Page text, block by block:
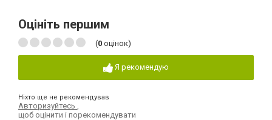
Оцініть першим
(0 оцінок)
Я рекомендую
Ніхто ще не рекомендував
Авторизуйтесь
щоб оцінити і порекомендувати